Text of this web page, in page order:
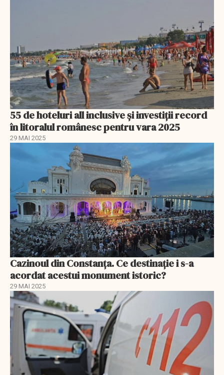
55 de hoteluri all inclusive și investiții record
în litoralul românesc pentru vara 2025
29 MAI 2025
Cazinoul din Constanța. Ce destinație i s-a
acordat acestui monument istoric?
29 MAI 2025